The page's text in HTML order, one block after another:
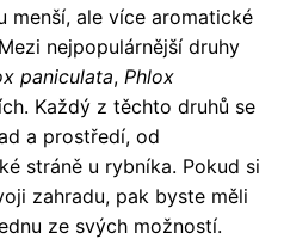
menší, ale více aromatické
nejpopulárnější druhy
paniculata, Phlox
Každý z těchto druhů se
a prostředí, od
stráně u rybníka. Pokud si
zahradu, pak byste měli
ze svých možností.